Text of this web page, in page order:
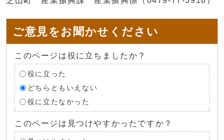
ご意見をお聞かせください
このページは役に立ちましたか？
役に立った
どちらともいえない
役に立たなかった
このページは見つけやすかったですか？